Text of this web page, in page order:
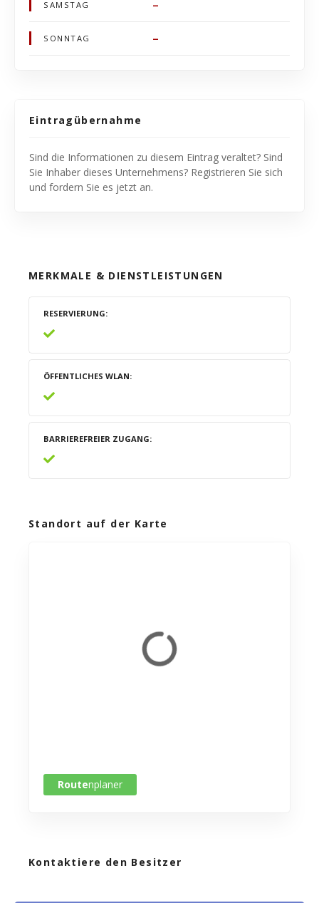
SAMSTAG –
SONNTAG –
Eintragübernahme
Sind die Informationen zu diesem Eintrag veraltet? Sind
Sie Inhaber dieses Unternehmens? Registrieren Sie sich
und fordern Sie es jetzt an.
MERKMALE & DIENSTLEISTUNGEN
RESERVIERUNG
ÖFFENTLICHES WLAN
BARRIEREFREIER ZUGANG
Standort auf der Karte
Routenplaner
Kontaktiere den Besitzer